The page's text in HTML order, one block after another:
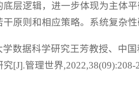
层逻辑，进一步体现为主体
原则和相应策略。系统复杂
数据科学研究王芳教授、中
[J].管理世界,2022,38(09):208-